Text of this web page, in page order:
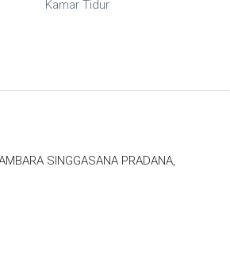
Kamar Tidur
SINGGASANA PRADANA,